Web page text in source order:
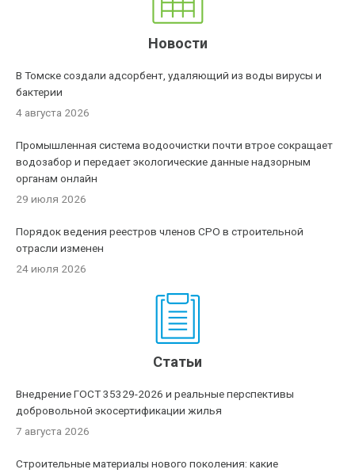
Новости
В Томске создали адсорбент, удаляющий из воды вирусы и
бактерии
4 августа 2026
Промышленная система водоочистки почти втрое сокращает
водозабор и передает экологические данные надзорным
органам онлайн
29 июля 2026
Порядок ведения реестров членов СРО в строительной
отрасли изменен
24 июля 2026
Статьи
Внедрение ГОСТ 35329-2026 и реальные перспективы
добровольной экосертификации жилья
7 августа 2026
Строительные материалы нового поколения: какие